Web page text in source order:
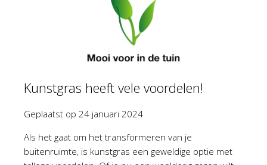
Kunstgras heeft vele voordelen!
Geplaatst op 24 januari 2024
Als het gaat om het transformeren van je
buitenruimte, is kunstgras een geweldige optie met